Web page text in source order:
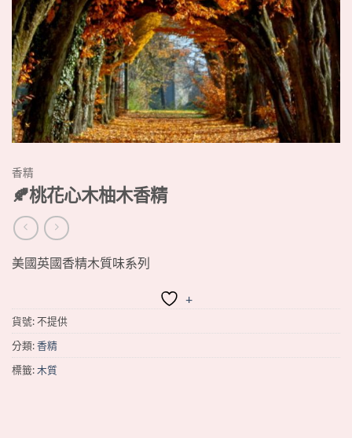
香精
🍂桃花心木柚木香精
美國英國香精木質味系列
+
貨號:不提供
分類:香精
標籤:木質